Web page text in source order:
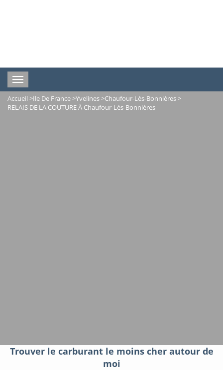
Toggle
navigation
Accueil >Ile De France>Yvelines>Chaufour-Lès-Bonnières>
RELAIS DE LA COUTURE À Chaufour-Lès-Bonnières
Trouver le carburant le moins cher autour de
moi